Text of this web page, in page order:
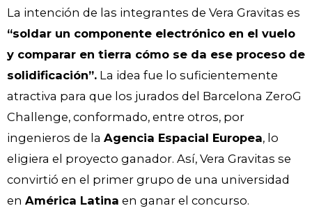
La intención de las integrantes de Vera Gravitas es
“soldar un componente electrónico en el vuelo
y comparar en tierra cómo se da ese proceso de
solidificación”. La idea fue lo suficientemente
atractiva para que los jurados del Barcelona ZeroG
Challenge, conformado, entre otros, por
ingenieros de la Agencia Espacial Europea, lo
eligiera el proyecto ganador. Así, Vera Gravitas se
convirtió en el primer grupo de una universidad
en América Latina en ganar el concurso.